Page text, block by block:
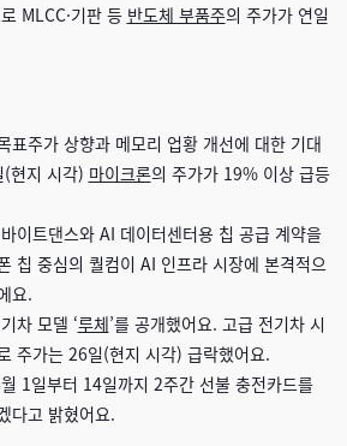
MLCC·기판 등 반도체 부품주의 주가가 연일
표주가 상향과 메모리 업황 개선에 대한 기대
현지 시각) 마이크론의 주가가 19% 이상 급등
이트댄스와 AI 데이터센터용 칩 공급 계약을
칩 중심의 퀄컴이 AI 인프라 시장에 본격적으
요.
차 모델 ‘루체’를 공개했어요. 고급 전기차 시
주가는 26일(현지 시각) 급락했어요.
1일부터 14일까지 2주간 선불 충전카드를
다고 밝혔어요.